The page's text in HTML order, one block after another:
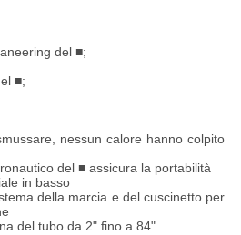
del ■;
■;
nessun calore hanno colpito
del ■ assicura la portabilità
in basso
della marcia e del cuscinetto per
del tubo da 2" fino a 84"